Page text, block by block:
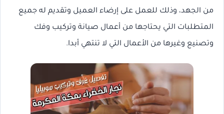
من الجهد، وذلك للعمل على إرضاء العميل وتقديم له جميع
المتطلبات التي يحتاجها من أعمال صيانة وتركيب وفك
وتصنيع وغيرها من الأعمال التي لا تنتهي أبدا.